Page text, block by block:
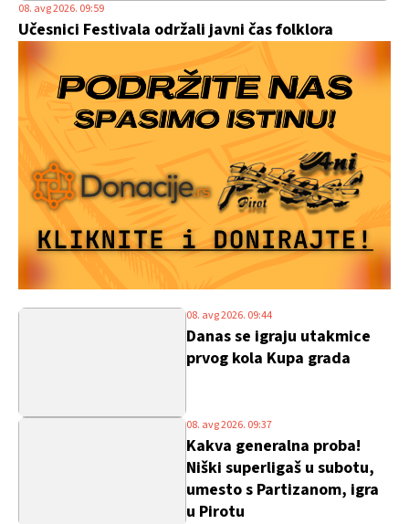
Učesnici Festivala održali javni čas folklora
08. avg 2026. 09:59
Danas se igraju utakmice
prvog kola Kupa grada
08. avg 2026. 09:44
Kakva generalna proba!
Niški superligaš u subotu,
umesto s Partizanom, igra
u Pirotu
08. avg 2026. 09:37